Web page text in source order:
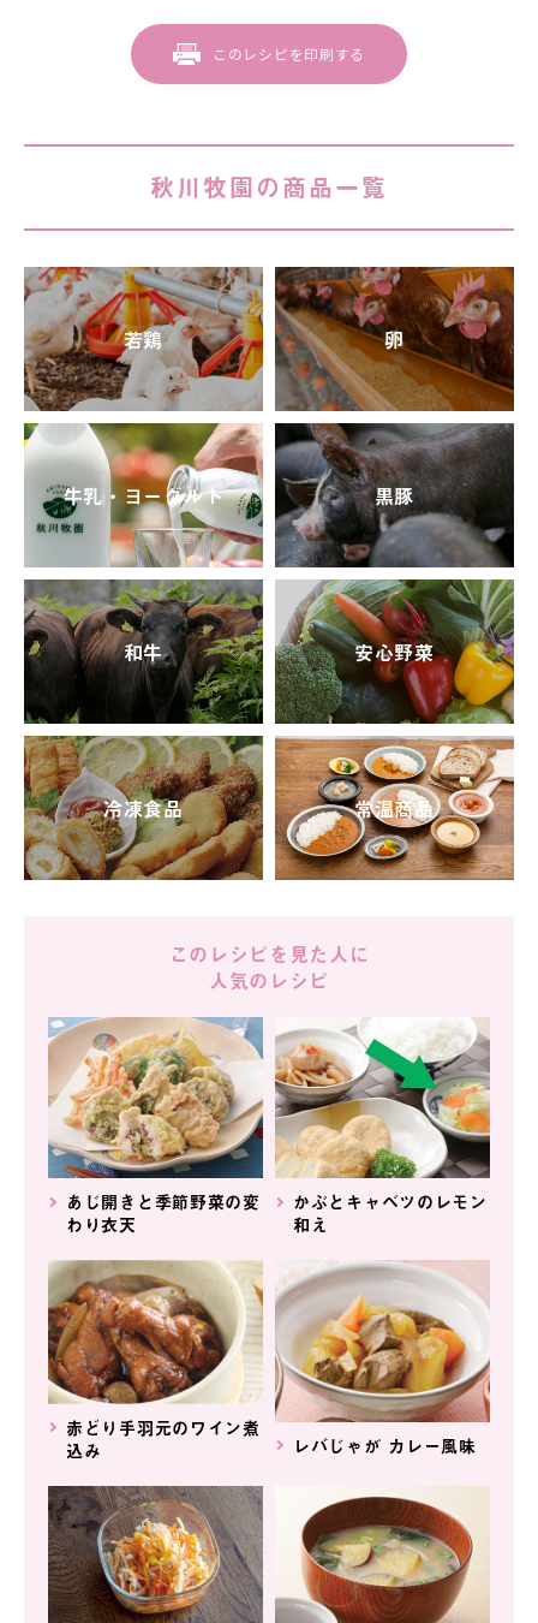
このレシピを印刷する
秋川牧園の商品一覧
若鶏 卵
牛乳・ヨーグルト 黒豚
和牛 安心野菜
冷凍食品 常温商品
このレシピを見た人に
人気のレシピ
あじ開きと季節野菜の変
わり衣天
かぶとキャベツのレモン
和え
赤どり手羽元のワイン煮
込み
レバじゃが カレー風味